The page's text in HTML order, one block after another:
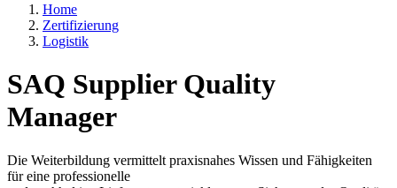
Home
Zertifizierung
Logistik
SAQ Supplier Quality
Manager
Die Wei­ter­bil­dung ver­mit­telt pra­xis­na­hes Wis­sen und Fä­hig­kei­ten
für ei­ne pro­fes­sio­nel­le